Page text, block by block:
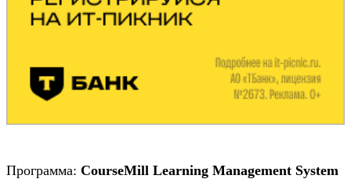
Программа: CourseMill Learning Management System